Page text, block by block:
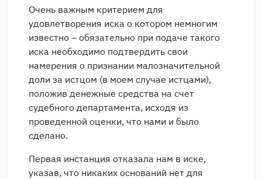
Очень важным критерием для
удовлетворения иска о котором немногим
известно – обязательно при подаче такого
иска необходимо подтвердить свои
намерения о признании малозначительной
доли за истцом (в моем случае истцами),
положив денежные средства на счет
судебного департамента, исходя из
проведенной оценки, что нами и было
сделано.
Первая инстанция отказала нам в иске,
указав, что никаких оснований нет для